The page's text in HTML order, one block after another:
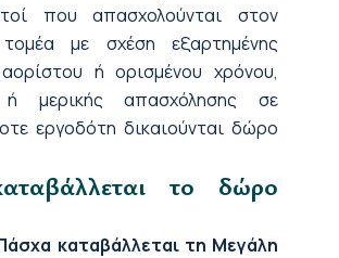
που απασχολούνται στον
τομέα με σχέση εξαρτημένης
ή ορισμένου χρόνου,
μερικής απασχόλησης σε
εργοδότη δικαιούνται δώρο
το δώρο
καταβάλλεται τη Μεγάλη